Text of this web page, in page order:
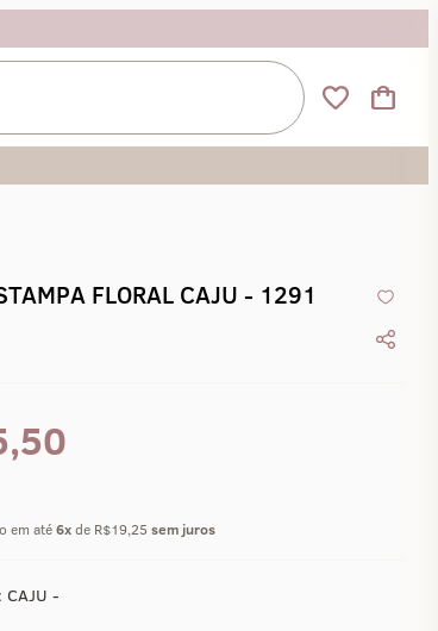
FLORAL CAJU - 1291
em até6xde R$19,25 sem juros
CAJU -